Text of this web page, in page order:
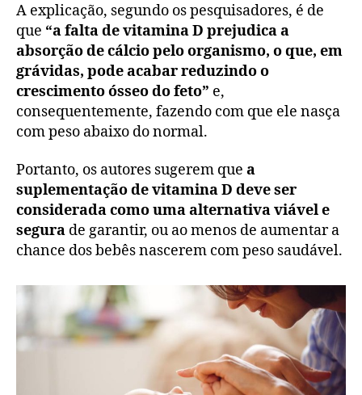
A explicação, segundo os pesquisadores, é de
que “a falta de vitamina D prejudica a
absorção de cálcio pelo organismo, o que, em
grávidas, pode acabar reduzindo o
crescimento ósseo do feto” e,
consequentemente, fazendo com que ele nasça
com peso abaixo do normal.
Portanto, os autores sugerem que a
suplementação de vitamina D deve ser
considerada como uma alternativa viável e
segura de garantir, ou ao menos de aumentar a
chance dos bebês nascerem com peso saudável.